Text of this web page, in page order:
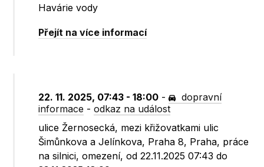
Havárie vody
Přejít na více informací
22. 11. 2025, 07:43 - 18:00 -
dopravní
informace -odkaz na událost
ulice Žernosecká, mezi křižovatkami ulic
Šimůnkova a Jelínkova, Praha 8, Praha, práce
na silnici, omezení, od 22.11.2025 07:43 do